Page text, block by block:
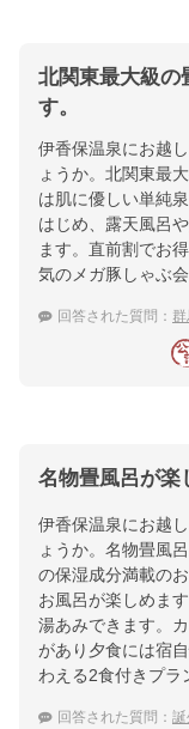
北関東最大級の
す。
伊香保温泉にお越
ょうか。北関東最
は肌に優しい単純
はじめ、露天風呂
ます。直前割でお
気のメガ豚しゃぶ
回答された質問： 群
名物畳風呂が楽
伊香保温泉にお越
ょうか。名物畳風
の保湿成分満載の
お風呂が楽しめま
湯あみできます。
があり夕食には宿
わえる2食付きプラ
回答された質問： 誕